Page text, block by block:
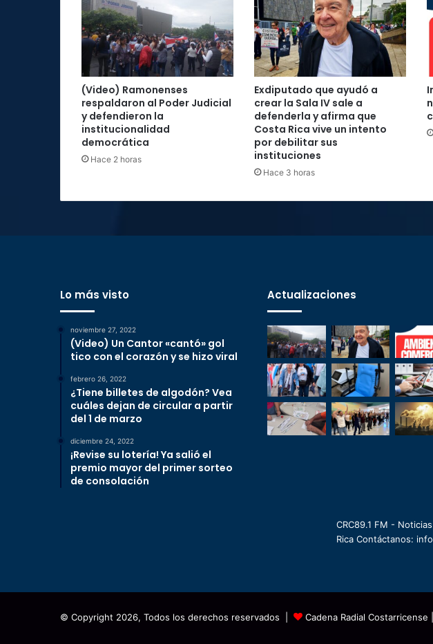
(Video) Ramonenses
respaldaron al Poder Judicial
y defendieron la
institucionalidad
democrática
Hace 2 horas
Exdiputado que ayudó a
crear la Sala IV sale a
defenderla y afirma que
Costa Rica vive un intento
por debilitar sus
instituciones
Hace 3 horas
Lo más visto
noviembre 27, 2022
(Video) Un Cantor «cantó» gol
tico con el corazón y se hizo viral
febrero 26, 2022
¿Tiene billetes de algodón? Vea
cuáles dejan de circular a partir
del 1 de marzo
diciembre 24, 2022
¡Revise su lotería! Ya salió el
premio mayor del primer sorteo
de consolación
Actualizaciones
CRC89.1 FM -
Rica Contáctanos:
© Copyright 2026, Todos los derechos reservados | Cadena Radial Costarricense